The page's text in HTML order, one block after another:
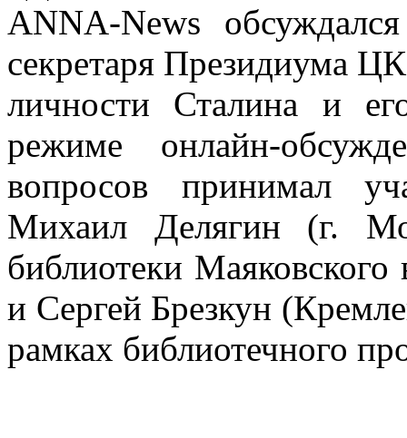
ANNA-News
секретаря Президиума
личности Сталина и
режиме онлайн-
вопросов принимал
Михаил Делягин (г.
библиотеки
и Сергей Брезкун
рамках библиотечного